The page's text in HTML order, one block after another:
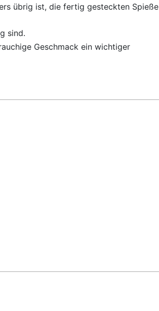
übrig ist, die fertig gesteckten Spieße
sind.
Geschmack ein wichtiger